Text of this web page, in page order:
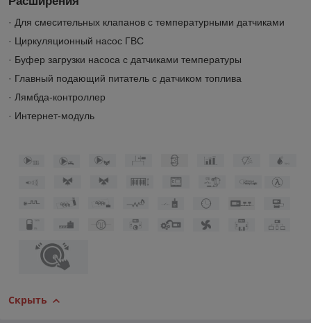
· Для смесительных клапанов с температурными датчиками
· Циркуляционный насос ГВС
· Буфер загрузки насоса с датчиками температуры
· Главный подающий питатель с датчиком топлива
· Лямбда-контроллер
· Интернет-модуль
Скрыть